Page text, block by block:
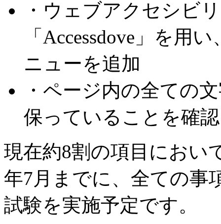
・ウェブアクセシビ
「Accessdove」を用
ニューを追加
・ページ内の全ての
保っていることを確
現在約8割の項目におい
年7月までに、全ての事
試験を実施予定です。